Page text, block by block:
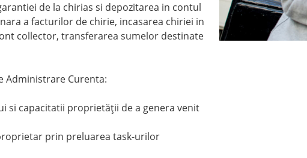
de la chirias si depozitarea in contul
a facturilor de chirie, incasarea chiriei in
collector, transferarea sumelor destinate
Administrare Curenta:
si capacitatii proprietăţii de a genera venit
prin preluarea task-urilor